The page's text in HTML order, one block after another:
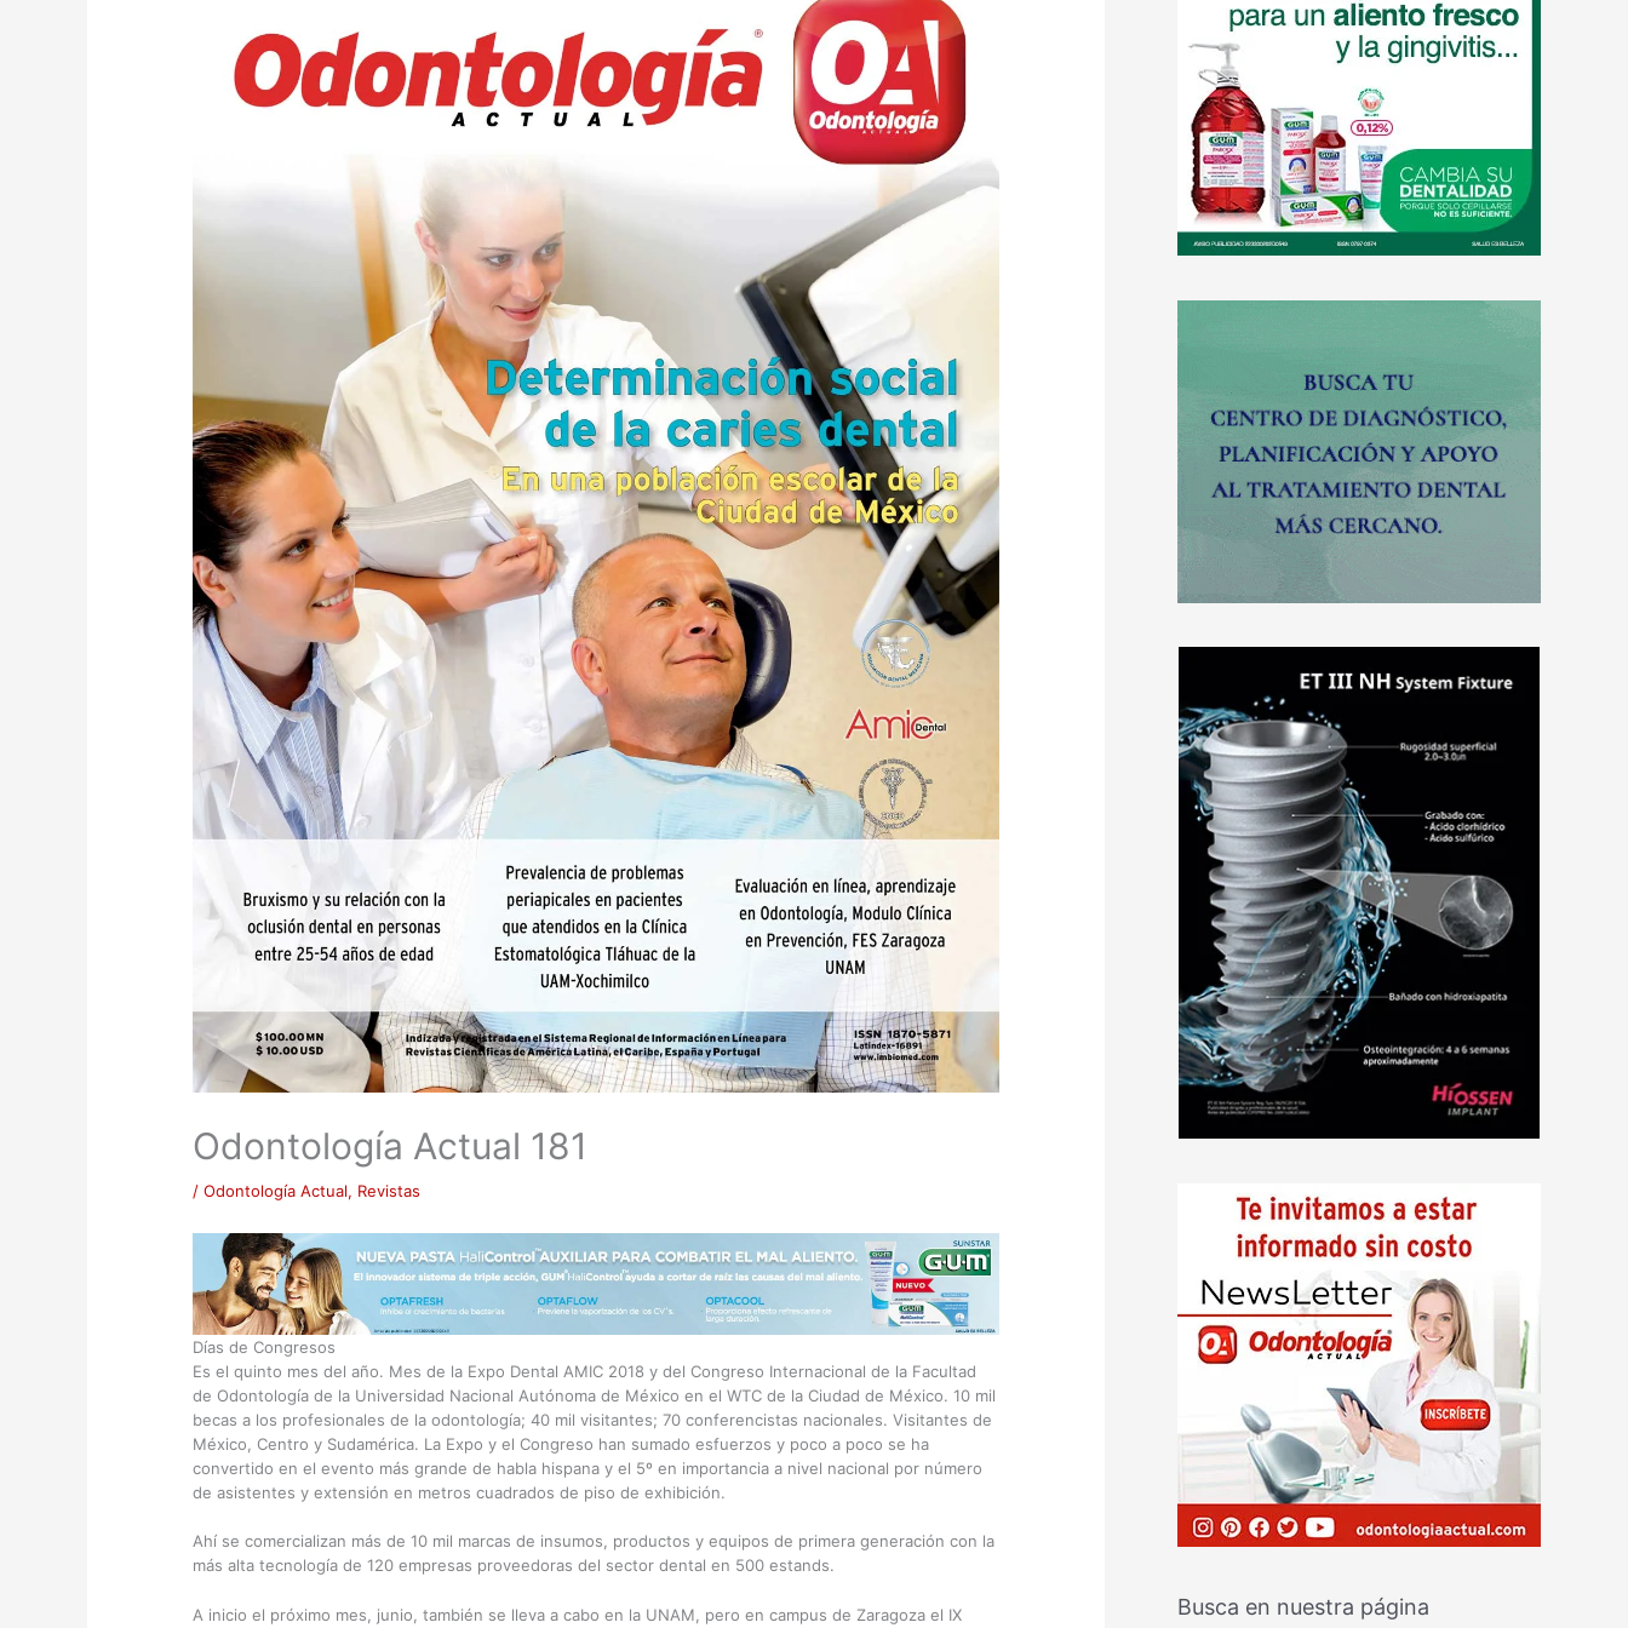
Odontología Actual 181
/ Odontología Actual, Revistas
Días de Congresos
Es el quinto mes del año. Mes de la Expo Dental AMIC 2018 y del Congreso Internacional de la Facultad
de Odontología de la Universidad Nacional Autónoma de México en el WTC de la Ciudad de México. 10 mil
becas a los profesionales de la odontología; 40 mil visitantes; 70 conferencistas nacionales. Visitantes de
México, Centro y Sudamérica. La Expo y el Congreso han sumado esfuerzos y poco a poco se ha
convertido en el evento más grande de habla hispana y el 5º en importancia a nivel nacional por número
de asistentes y extensión en metros cuadrados de piso de exhibición.
Ahí se comercializan más de 10 mil marcas de insumos, productos y equipos de primera generación con la
más alta tecnología de 120 empresas proveedoras del sector dental en 500 estands.
A inicio el próximo mes, junio, también se lleva a cabo en la UNAM, pero en campus de Zaragoza el IX
Busca en nuestra página